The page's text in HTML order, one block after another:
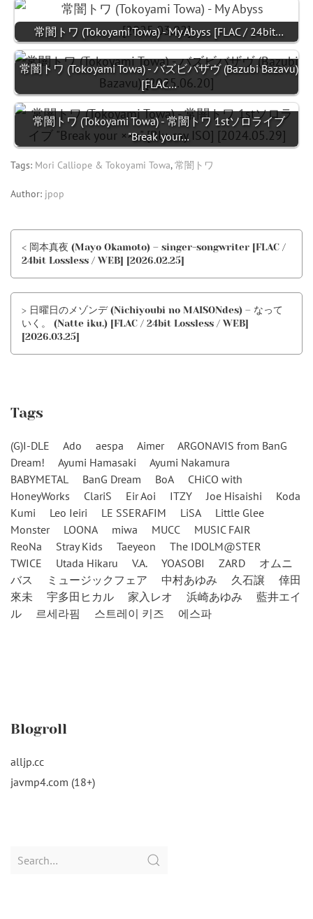
常闇トワ (Tokoyami Towa) - My Abyss [FLAC / 24bit…
常闇トワ (Tokoyami Towa) - バズビバザヴ (Bazubi Bazavu)
[FLAC…
常闇トワ (Tokoyami Towa) - 常闇トワ 1stソロライブ
"Break your…
Tags: Mori Calliope & Tokoyami Towa,常闇トワ
Author: jpop
< 岡本真夜 (Mayo Okamoto) – singer-songwriter [FLAC /
24bit Lossless / WEB] [2026.02.25]
> 日曜日のメゾンデ (Nichiyoubi no MAISONdes) – なって
いく。 (Natte iku.) [FLAC / 24bit Lossless / WEB]
[2026.03.25]
Tags
(G)I-DLE Ado aespa Aimer
ARGONAVIS from BanG
Dream!
Ayumi Hamasaki
Ayumi Nakamura
BABYMETAL
BanG Dream BoA
CHiCO with
HoneyWorks
ClariS Eir Aoi ITZY Joe Hisaishi
Koda
Kumi
Leo Ieiri LE SSERAFIM LiSA
Little Glee
Monster
LOONA miwa MUCC
MUSIC FAIR
ReoNa
Stray Kids Taeyeon
The IDOLM@STER
TWICE
Utada Hikaru V.A. YOASOBI ZARD
オムニ
バス
ミュージックフェア 中村あゆみ 久石譲
倖田
來未
宇多田ヒカル 家入レオ 浜崎あゆみ
藍井エイ
ル
르세라핌 스트레이 키즈 에스파
Blogroll
alljp.cc
javmp4.com (18+)
Search